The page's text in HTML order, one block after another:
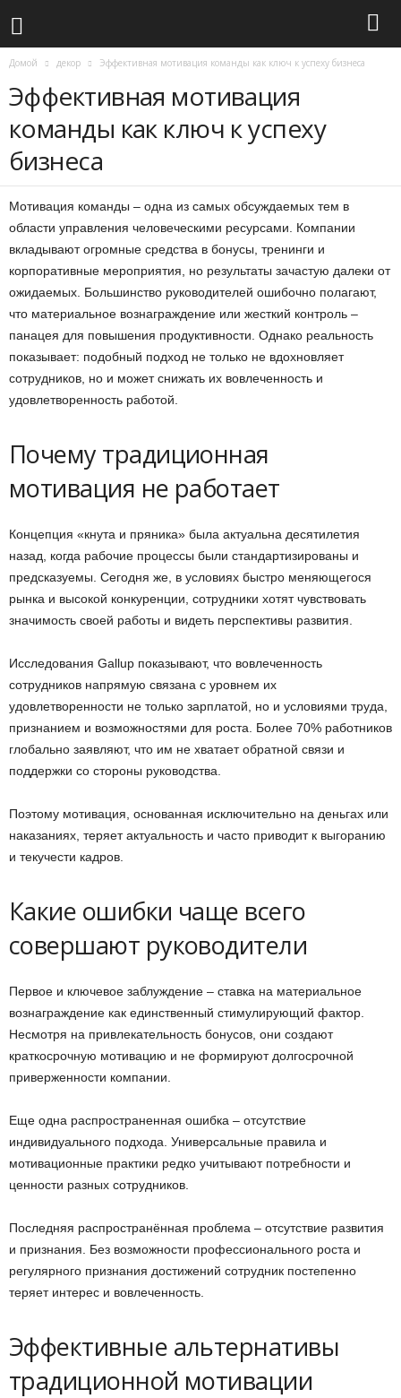
Домой декор Эффективная мотивация команды как ключ к успеху бизнеса
Эффективная мотивация
команды как ключ к успеху
бизнеса
Мотивация команды – одна из самых обсуждаемых тем в
области управления человеческими ресурсами. Компании
вкладывают огромные средства в бонусы, тренинги и
корпоративные мероприятия, но результаты зачастую далеки от
ожидаемых. Большинство руководителей ошибочно полагают,
что материальное вознаграждение или жесткий контроль –
панацея для повышения продуктивности. Однако реальность
показывает: подобный подход не только не вдохновляет
сотрудников, но и может снижать их вовлеченность и
удовлетворенность работой.
Почему традиционная
мотивация не работает
Концепция «кнута и пряника» была актуальна десятилетия
назад, когда рабочие процессы были стандартизированы и
предсказуемы. Сегодня же, в условиях быстро меняющегося
рынка и высокой конкуренции, сотрудники хотят чувствовать
значимость своей работы и видеть перспективы развития.
Исследования Gallup показывают, что вовлеченность
сотрудников напрямую связана с уровнем их
удовлетворенности не только зарплатой, но и условиями труда,
признанием и возможностями для роста. Более 70% работников
глобально заявляют, что им не хватает обратной связи и
поддержки со стороны руководства.
Поэтому мотивация, основанная исключительно на деньгах или
наказаниях, теряет актуальность и часто приводит к выгоранию
и текучести кадров.
Какие ошибки чаще всего
совершают руководители
Первое и ключевое заблуждение – ставка на материальное
вознаграждение как единственный стимулирующий фактор.
Несмотря на привлекательность бонусов, они создают
краткосрочную мотивацию и не формируют долгосрочной
приверженности компании.
Еще одна распространенная ошибка – отсутствие
индивидуального подхода. Универсальные правила и
мотивационные практики редко учитывают потребности и
ценности разных сотрудников.
Последняя распространённая проблема – отсутствие развития
и признания. Без возможности профессионального роста и
регулярного признания достижений сотрудник постепенно
теряет интерес и вовлеченность.
Эффективные альтернативы
традиционной мотивации